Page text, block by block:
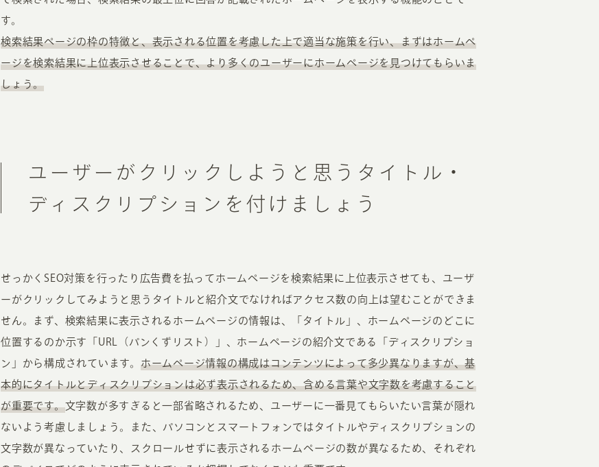
す。
検索結果ページの枠の特徴と、表示される位置を考慮した上で適当な施策を行い、まずはホームペ
ージを検索結果に上位表示させることで、より多くのユーザーにホームページを見つけてもらいま
しょう。
ユーザーがクリックしようと思うタイトル・
ディスクリプションを付けましょう
せっかくSEO対策を行ったり広告費を払ってホームページを検索結果に上位表示させても、ユーザ
ーがクリックしてみようと思うタイトルと紹介文でなければアクセス数の向上は望むことができま
せん。まず、検索結果に表示されるホームページの情報は、「タイトル」、ホームページのどこに
位置するのか示す「URL（パンくずリスト）」、ホームページの紹介文である「ディスクリプショ
ン」から構成されています。 ホームページ情報の構成はコンテンツによって多少異なりますが、基
本的にタイトルとディスクリプションは必ず表示されるため、含める言葉や文字数を考慮すること
が重要です。文字数が多すぎると一部省略されるため、ユーザーに一番見てもらいたい言葉が隠れ
ないよう考慮しましょう。また、パソコンとスマートフォンではタイトルやディスクリプションの
文字数が異なっていたり、スクロールせずに表示されるホームページの数が異なるため、それぞれ